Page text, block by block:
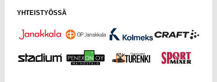
YHTEISTYÖSSÄ